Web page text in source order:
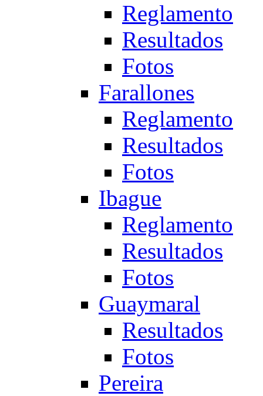
Reglamento
Resultados
Fotos
Farallones
Reglamento
Resultados
Fotos
Ibague
Reglamento
Resultados
Fotos
Guaymaral
Resultados
Fotos
Pereira